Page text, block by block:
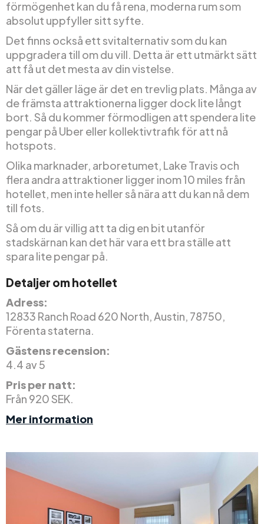
förmögenhet kan du få rena, moderna rum som
absolut uppfyller sitt syfte.
Det finns också ett svitalternativ som du kan
uppgradera till om du vill. Detta är ett utmärkt sätt
att få ut det mesta av din vistelse.
När det gäller läge är det en trevlig plats. Många av
de främsta attraktionerna ligger dock lite långt
bort. Så du kommer förmodligen att spendera lite
pengar på Uber eller kollektivtrafik för att nå
hotspots.
Olika marknader, arboretumet, Lake Travis och
flera andra attraktioner ligger inom 10 miles från
hotellet, men inte heller så nära att du kan nå dem
till fots.
Så om du är villig att ta dig en bit utanför
stadskärnan kan det här vara ett bra ställe att
spara lite pengar på.
Detaljer om hotellet
Adress:
12833 Ranch Road 620 North, Austin, 78750,
Förenta staterna.
Gästens recension:
4.4 av 5
Pris per natt:
Från 920 SEK.
Mer information